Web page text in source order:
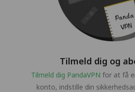
Tilmeld dig og
Tilmeld dig PandaVPN for at få
konto, indstille din